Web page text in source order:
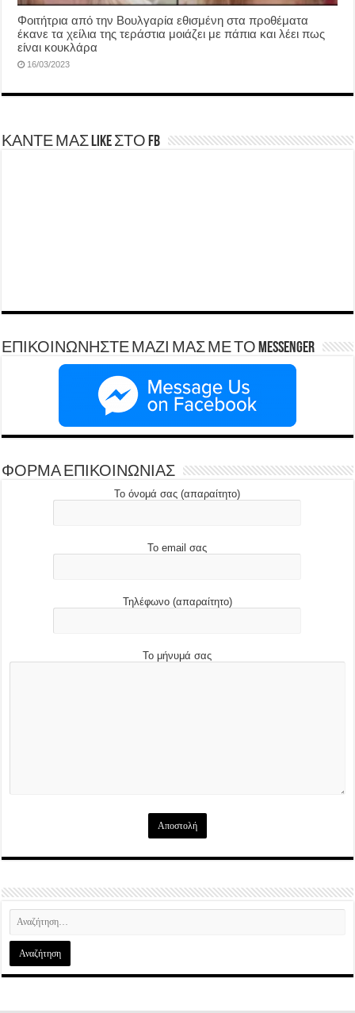
Φοιτήτρια από την Βουλγαρία εθισμένη στα προθέματα
έκανε τα χείλια της τεράστια μοιάζει με πάπια και λέει πως
είναι κουκλάρα
16/03/2023
ΚΑΝΤΕ ΜΑΣ LIKE ΣΤΟ FB
ΕΠΙΚΟΙΝΩΝΗΣΤΕ ΜΑΖΙ ΜΑΣ ΜΕ ΤΟ Messenger
ΦΟΡΜΑ ΕΠΙΚΟΙΝΩΝΙΑΣ
Το όνομά σας (απαραίτητο)
Το email σας
Τηλέφωνο (απαραίτητο)
Το μήνυμά σας